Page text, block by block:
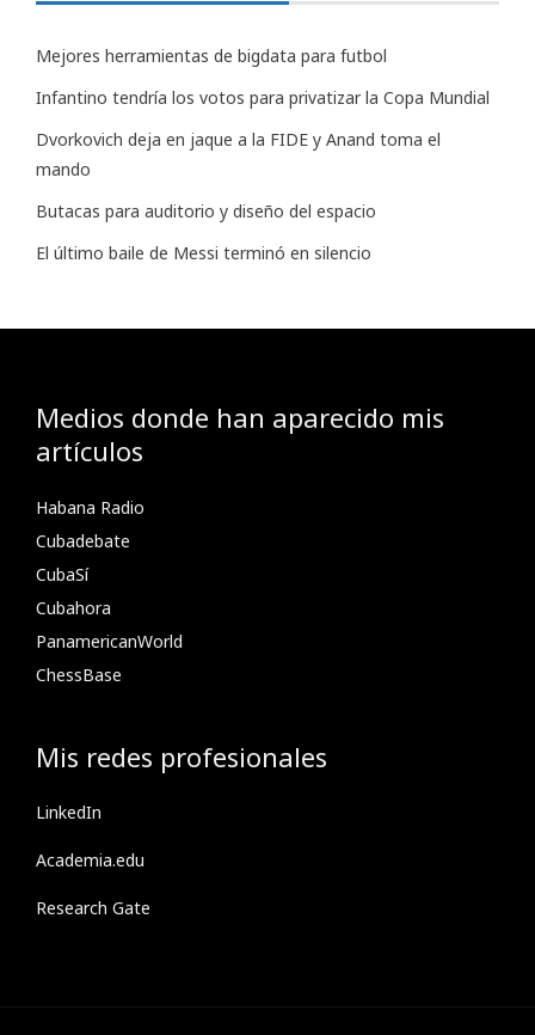
Mejores herramientas de bigdata para futbol
Infantino tendría los votos para privatizar la Copa Mundial
Dvorkovich deja en jaque a la FIDE y Anand toma el
mando
Butacas para auditorio y diseño del espacio
El último baile de Messi terminó en silencio
Medios donde han aparecido mis
artículos
Habana Radio
Cubadebate
CubaSí
Cubahora
PanamericanWorld
ChessBase
Mis redes profesionales
LinkedIn
Academia.edu
Research Gate